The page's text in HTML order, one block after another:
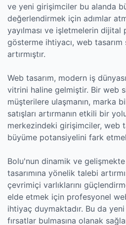
ve yeni girişimciler bu alanda
değerlendirmek için adımlar
yayılması ve işletmelerin dijital
gösterme ihtiyacı, web
artırmıştır.
Web tasarım, modern iş
vitrini haline gelmiştir. Bir web
müşterilere ulaşmanın, marka
satışları artırmanın etkili bir
merkezindeki girişimciler, web
büyüme potansiyelini fark
Bolu'nun dinamik ve
tasarımına yönelik talebi
çevrimiçi varlıklarını
elde etmek için profesyonel
ihtiyaç duymaktadır. Bu da
fırsatlar bulmasına olanak